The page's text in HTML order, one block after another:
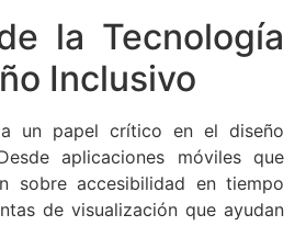
la Tecnología
Inclusivo
un papel crítico en el diseño
aplicaciones móviles que
sobre accesibilidad en tiempo
de visualización que ayudan